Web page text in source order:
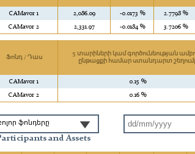
CAMavor 1 2,086.09 -0.0173 % 2.7798 %
CAMavor 2 2,331.97 -0.0184 % 3.7206 %
Ֆոնդ / Դաս
5 տարիների կամ գործունեության
ընթացքի համար ստանդարտ
CAMavor 1 0.15 %
CAMavor 2 0.16 %
ֆոնդերը
and Assets